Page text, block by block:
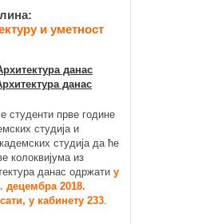
и уметност
данас
данас
студенти прве године
студија и
студија да ће
колоквијума из
данас одржати у
децембра 2018.
у кабинету 233.